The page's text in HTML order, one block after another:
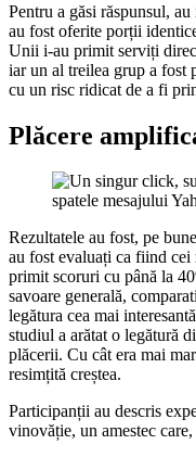
Pentru a găsi răspunsul,
au fost oferite porții
Unii i-au primit serviți
iar un al treilea grup a fost
cu un risc ridicat de a fi
Plăcere
Rezultatele au fost, pe
au fost evaluați ca fiind cei
primit scoruri cu până la
savoare generală,
legătura cea mai
studiul a arătat o legătură
plăcerii. Cu cât era mai
resimțită creștea.
Participanții au descris
vinovăție, un amestec